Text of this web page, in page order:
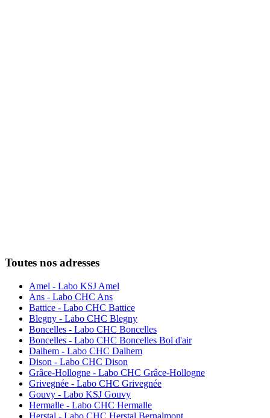
Toutes nos adresses
Amel - Labo KSJ Amel
Ans - Labo CHC Ans
Battice - Labo CHC Battice
Blegny - Labo CHC Blegny
Boncelles - Labo CHC Boncelles
Boncelles - Labo CHC Boncelles Bol d'air
Dalhem - Labo CHC Dalhem
Dison - Labo CHC Dison
Grâce-Hollogne - Labo CHC Grâce-Hollogne
Grivegnée - Labo CHC Grivegnée
Gouvy - Labo KSJ Gouvy
Hermalle - Labo CHC Hermalle
Herstal - Labo CHC Herstal Bernalmont